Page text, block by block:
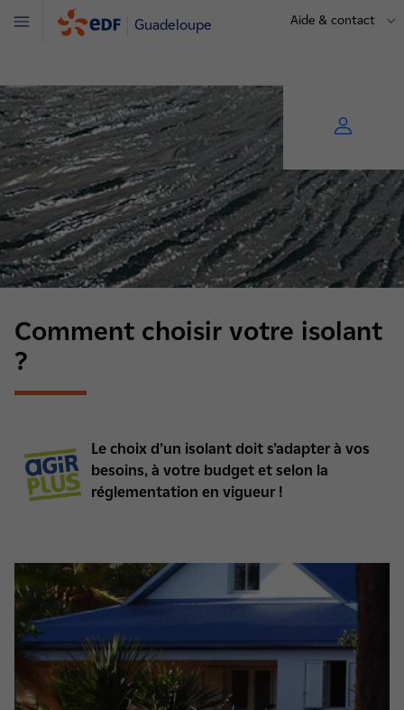
Guadeloupe Aide & contact
Menu
Comment choisir votre isolant
?
Le choix d’un isolant doit s’adapter à vos
besoins, à votre budget et selon la
réglementation en vigueur !